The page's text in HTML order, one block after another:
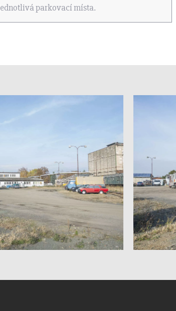
parkovací místa.